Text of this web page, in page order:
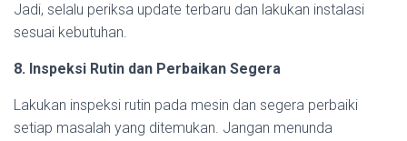
Jadi, selalu periksa update terbaru dan lakukan instalasi
sesuai kebutuhan.
8. Inspeksi Rutin dan Perbaikan Segera
Lakukan inspeksi rutin pada mesin dan segera perbaiki
setiap masalah yang ditemukan. Jangan menunda